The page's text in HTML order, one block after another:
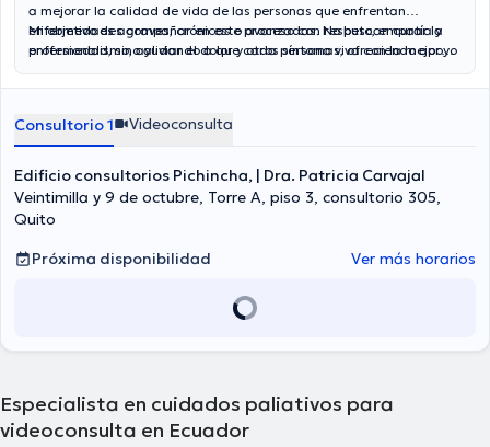
a mejorar la calidad de vida de las personas que enfrentan
enfermedades graves, crónicas o avanzadas. No buscan curar la
enfermedad, sino aliviar el dolor y otros síntomas, ofreciendo apoyo
Mi objetivo es acompañar en este proceso con respeto, empatía y
profesionalismo, ayudando a que cada persona viva con la mejor
Consultorio 1 Videoconsulta
Edificio consultorios Pichincha, | Dra. Patricia Carvajal
Veintimilla y 9 de octubre, Torre A, piso 3, consultorio 305,
Quito
Próxima disponibilidad
Ver más horarios
Especialista en cuidados paliativos para
videoconsulta en Ecuador